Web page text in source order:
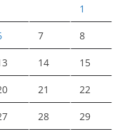
1
7 8
14 15
21 22
28 29